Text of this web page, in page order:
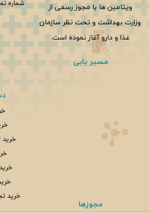
ویتامین ها با مجوز رسمی از
وزارت بهداشت و تحت نظر سازمان
غذا و دارو آغاز نموده است.
شماره
مسیر یابی
مجوزها
خرید
خرید